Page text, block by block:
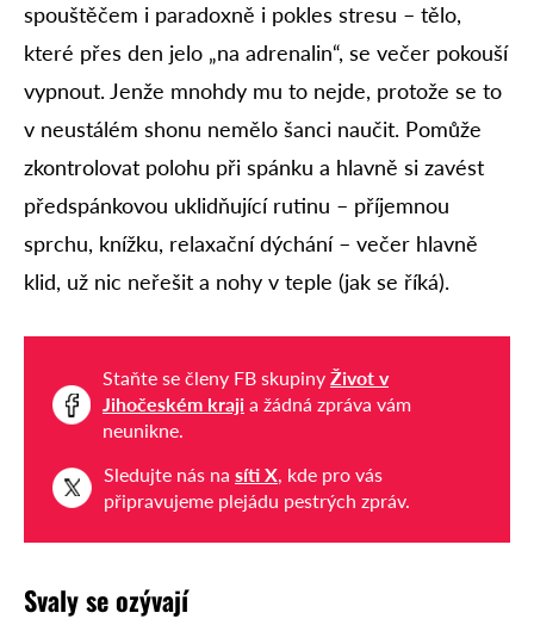
spouštěčem i paradoxně i pokles stresu – tělo,
které přes den jelo „na adrenalin“, se večer pokouší
vypnout. Jenže mnohdy mu to nejde, protože se to
v neustálém shonu nemělo šanci naučit. Pomůže
zkontrolovat polohu při spánku a hlavně si zavést
předspánkovou uklidňující rutinu – příjemnou
sprchu, knížku, relaxační dýchání – večer hlavně
klid, už nic neřešit a nohy v teple (jak se říká).
Staňte se členy FB skupiny Život v
Jihočeském kraji a žádná zpráva vám
neunikne.
Sledujte nás na síti X, kde pro vás
připravujeme plejádu pestrých zpráv.
Svalyse ozývají